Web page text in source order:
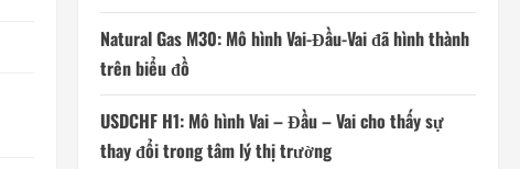
Natural Gas M30: Mô hình Vai-Đầu-Vai đã hình thành
trên biểu đồ
USDCHF H1: Mô hình Vai – Đầu – Vai cho thấy sự
thay đổi trong tâm lý thị trường